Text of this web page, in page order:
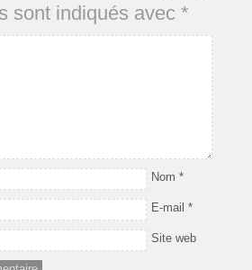
sont indiqués avec *
Nom *
E-mail *
Site web